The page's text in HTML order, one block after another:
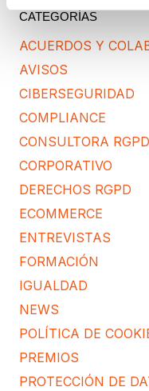
CATEGORÍAS
ACUERDOS Y
AVISOS
CIBERSEGURIDAD
COMPLIANCE
CONSULTORA RGPD
CORPORATIVO
DERECHOS RGPD
ECOMMERCE
ENTREVISTAS
FORMACIÓN
IGUALDAD
NEWS
POLÍTICA DE
PREMIOS
PROTECCIÓN DE